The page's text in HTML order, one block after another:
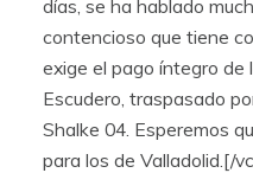
días, se ha hablado
contencioso que tiene
exige el pago íntegro de
Escudero, traspasado
Shalke 04. Esperemos
para los de Valladolid.[/